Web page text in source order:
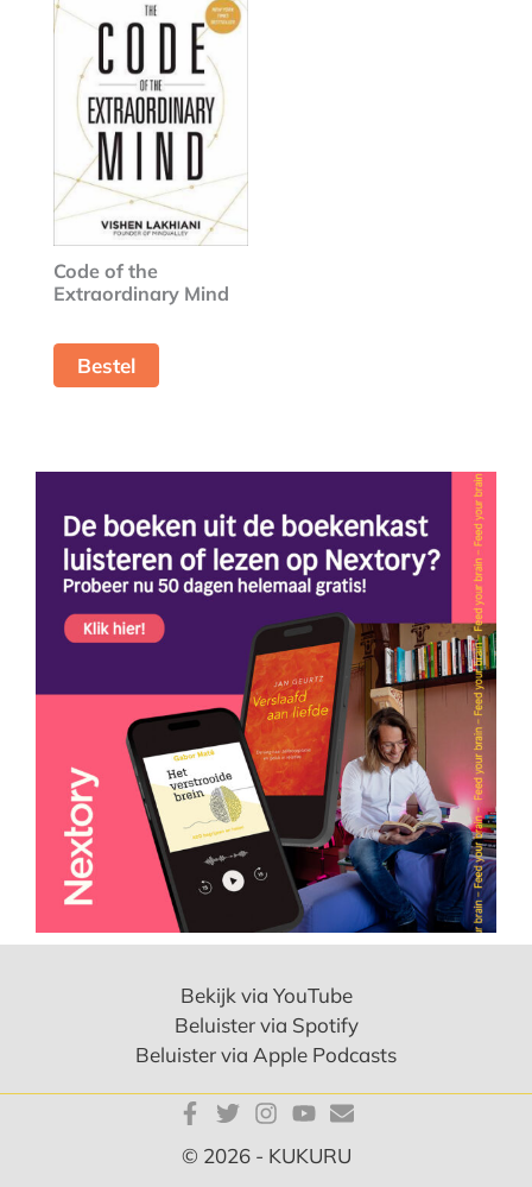
Code of the
Extraordinary Mind
Bestel
Bekijk via YouTube
Beluister via Spotify
Beluister via Apple Podcasts
© 2026 - KUKURU